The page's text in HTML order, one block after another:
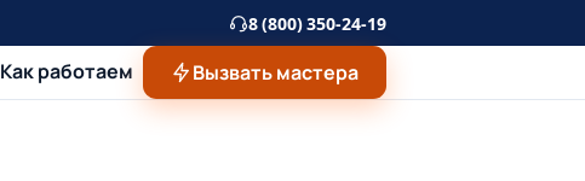
8 (800) 350-24-19
Как работаем Вызвать мастера